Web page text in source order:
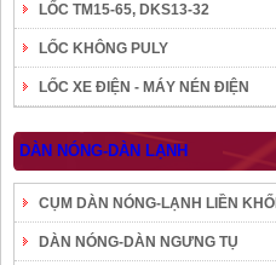
LỐC TM15-65, DKS13-32
LỐC KHÔNG PULY
LỐC XE ĐIỆN - MÁY NÉN ĐIỆN
DÀN NÓNG-DÀN LẠNH
CỤM DÀN NÓNG-LẠNH LIỀN KHỐI
DÀN NÓNG-DÀN NGƯNG TỤ